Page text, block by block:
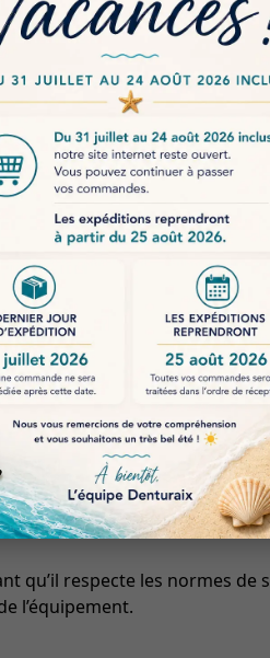
installation électrique
aux exigences variées des
offrant une résistance
résister à des températures
de l’appareil.
est isolée, offrant une
ainsi une utilisation en
permet de brancher
extérieurs ou
qu’il respecte les normes
l’équipement.